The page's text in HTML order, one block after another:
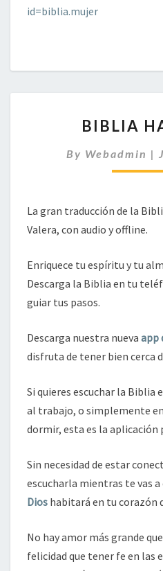
id=biblia.mujer
BIBLIA
By Webadmin |
La gran traducción de la
Valera, con audio y offline.
Enriquece tu espíritu y tu
Descarga la Biblia en tu
guiar tus pasos.
Descarga nuestra nueva app
disfruta de tener bien cerca
Si quieres escuchar la Biblia
al trabajo, o simplemente
dormir, esta es la aplicación
Sin necesidad de estar
escucharla mientras te vas a
Dios habitará en tu corazón
No hay amor más grande
felicidad que tener fe en las